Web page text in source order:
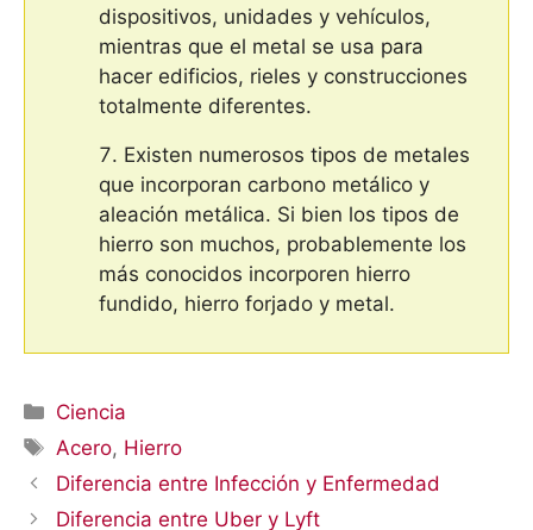
dispositivos, unidades y vehículos,
mientras que el metal se usa para
hacer edificios, rieles y construcciones
totalmente diferentes.
Existen numerosos tipos de metales
que incorporan carbono metálico y
aleación metálica. Si bien los tipos de
hierro son muchos, probablemente los
más conocidos incorporen hierro
fundido, hierro forjado y metal.
Categorías
Ciencia
Etiquetas
Acero, Hierro
Diferencia entre Infección y Enfermedad
Diferencia entre Uber y Lyft